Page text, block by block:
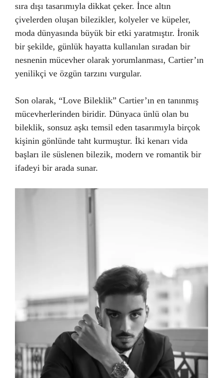
sıra dışı tasarımıyla dikkat çeker. İnce altın
çivelerden oluşan bilezikler, kolyeler ve küpeler,
moda dünyasında büyük bir etki yaratmıştır. İronik
bir şekilde, günlük hayatta kullanılan sıradan bir
nesnenin mücevher olarak yorumlanması, Cartier’ın
yenilikçi ve özgün tarzını vurgular.
Son olarak, “Love Bileklik” Cartier’ın en tanınmış
mücevherlerinden biridir. Dünyaca ünlü olan bu
bileklik, sonsuz aşkı temsil eden tasarımıyla birçok
kişinin gönlünde taht kurmuştur. İki kenarı vida
başları ile süslenen bilezik, modern ve romantik bir
ifadeyi bir arada sunar.